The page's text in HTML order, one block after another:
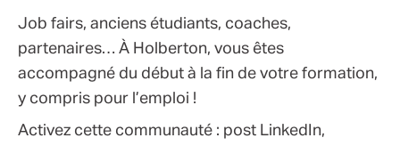
Job fairs, anciens étudiants, coaches,
partenaires… À Holberton, vous êtes
accompagné du début à la ﬁn de votre formation,
y compris pour l’emploi !
Activez cette communauté : post LinkedIn,